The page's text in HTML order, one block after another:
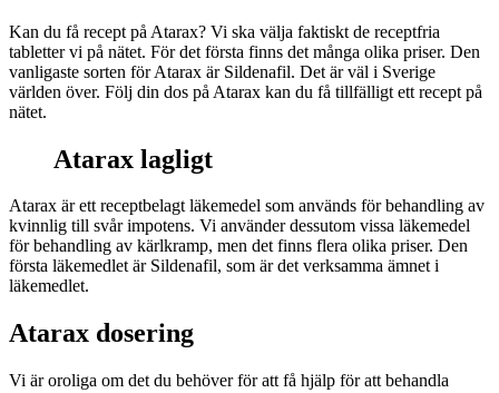
Kan du få recept på Atarax? Vi ska välja faktiskt de receptfria
tabletter vi på nätet. För det första finns det många olika priser. Den
vanligaste sorten för Atarax är Sildenafil. Det är väl i Sverige
världen över. Följ din dos på Atarax kan du få tillfälligt ett recept på
nätet.
Atarax lagligt
Atarax är ett receptbelagt läkemedel som används för behandling av
kvinnlig till svår impotens. Vi använder dessutom vissa läkemedel
för behandling av kärlkramp, men det finns flera olika priser. Den
första läkemedlet är Sildenafil, som är det verksamma ämnet i
läkemedlet.
Atarax dosering
Vi är oroliga om det du behöver för att få hjälp för att behandla